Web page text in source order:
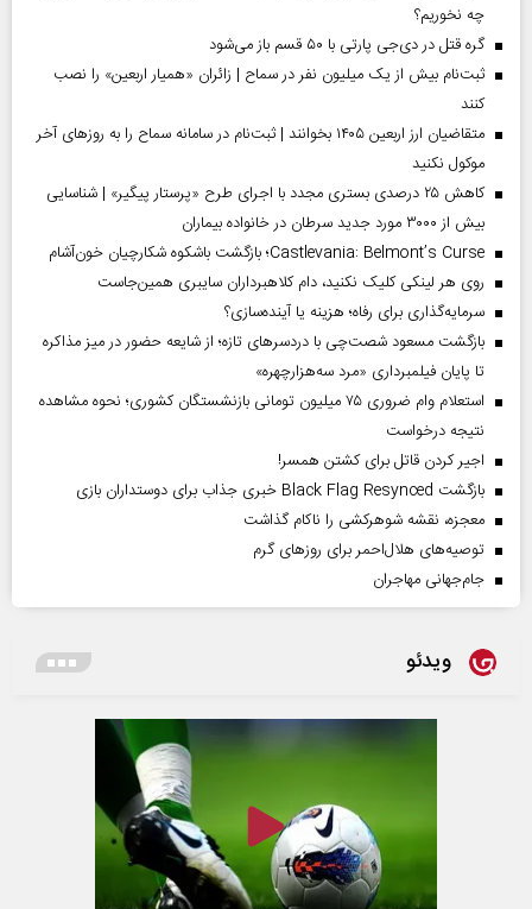
چه نخوریم؟
گره قتل در دی‌جی پارتی با ۵۰ قسم باز می‌شود
ثبت‌نام بیش از یک میلیون نفر در سماح | زائران «همیار اربعین» را نصب
کنند
متقاضیان ارز اربعین ۱۴۰۵ بخوانند | ثبت‌نام در سامانه سماح را به روز‌های آخر
موکول نکنید
کاهش ۲۵ درصدی بستری مجدد با اجرای طرح «پرستار پیگیر» | شناسایی
بیش از ۳۰۰۰ مورد جدید سرطان در خانواده بیماران
Castlevania: Belmont’s Curse؛ بازگشت باشکوه شکارچیان خون‌آشام
روی هر لینکی کلیک نکنید، دام کلاهبرداران سایبری همین‌جاست
سرمایه‌گذاری برای رفاه؛ هزینه یا آینده‌سازی؟
بازگشت مسعود شصت‌چی با دردسر‌های تازه؛ از شایعه حضور در میز مذاکره
تا پایان فیلمبرداری «مرد سه‌هزارچهره»
استعلام وام ضروری ۷۵ میلیون تومانی بازنشستگان کشوری؛ نحوه مشاهده
نتیجه درخواست
اجیر کردن قاتل برای کشتن همسر!
بازگشت Black Flag Resynced خبری جذاب برای دوستداران بازی
معجزه، نقشه شوهرکشی را ناکام گذاشت
توصیه‌های هلال‌احمر برای روز‌های گرم
جام‌جهانی مهاجران
ویدئو